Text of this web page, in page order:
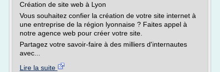
Création de site web à Lyon
Vous souhaitez confier la création de votre site internet à
une entreprise de la région lyonnaise ? Faites appel à
notre agence web pour créer votre site.
Partagez votre savoir-faire à des milliers d'internautes
avec...
Lire la suite